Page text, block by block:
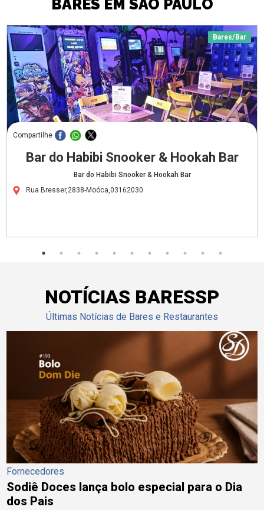
BARES EM SÃO PAULO
Bares/Bar
Compartilhe
Bar do Habibi Snooker & Hookah Bar
Bar do Habibi Snooker & Hookah Bar
Rua Bresser,2838-Moóca,03162030
NOTÍCIAS BARESSP
Últimas Notícias de Bares e Restaurantes
Fornecedores
Sodiê Doces lança bolo especial para o Dia
dos Pais